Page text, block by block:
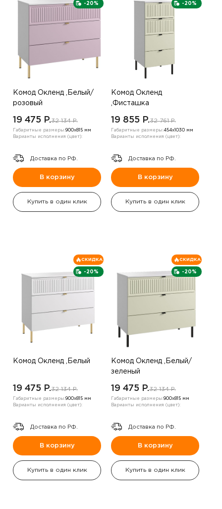
-20%
Комод Окленд ,Белый/
розовый
19 475 P.32 134 P.
Габаритные размеры:900х815 мм
Варианты исполнения (цвет):
Доставка по РФ.
В корзину
Купить в один клик
-20%
Комод Окленд
,Фисташка
19 855 P.32 761 P.
Габаритные размеры:454х1030 мм
Варианты исполнения (цвет):
Доставка по РФ.
В корзину
Купить в один клик
-20%
СКИДКА
Комод Окленд ,Белый
19 475 P.32 134 P.
Габаритные размеры:900х815 мм
Варианты исполнения (цвет):
Доставка по РФ.
В корзину
Купить в один клик
-20%
СКИДКА
Комод Окленд ,Белый/
зеленый
19 475 P.32 134 P.
Габаритные размеры:900х815 мм
Варианты исполнения (цвет):
Доставка по РФ.
В корзину
Купить в один клик